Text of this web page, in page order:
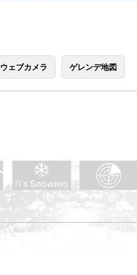
ウェブカメラ ゲレンデ地図